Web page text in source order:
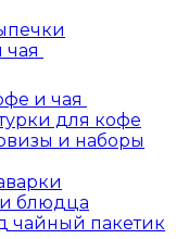
чая
и чая
для кофе
и наборы
блюдца
чайный пакетик